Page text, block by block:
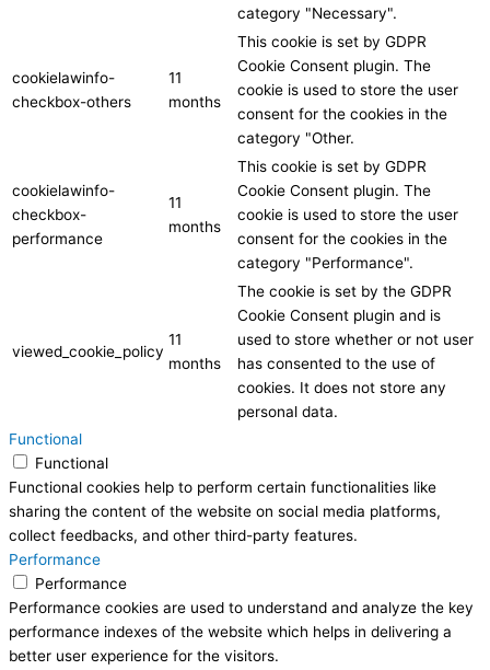
category "Necessary".
cookielawinfo-
checkbox-others
11
months
This cookie is set by GDPR
Cookie Consent plugin. The
cookie is used to store the user
consent for the cookies in the
category "Other.
cookielawinfo-
checkbox-
performance
11
months
This cookie is set by GDPR
Cookie Consent plugin. The
cookie is used to store the user
consent for the cookies in the
category "Performance".
viewed_cookie_policy
11
months
The cookie is set by the GDPR
Cookie Consent plugin and is
used to store whether or not user
has consented to the use of
cookies. It does not store any
personal data.
Functional
Functional
Functional cookies help to perform certain functionalities like
sharing the content of the website on social media platforms,
collect feedbacks, and other third-party features.
Performance
Performance
Performance cookies are used to understand and analyze the key
performance indexes of the website which helps in delivering a
better user experience for the visitors.